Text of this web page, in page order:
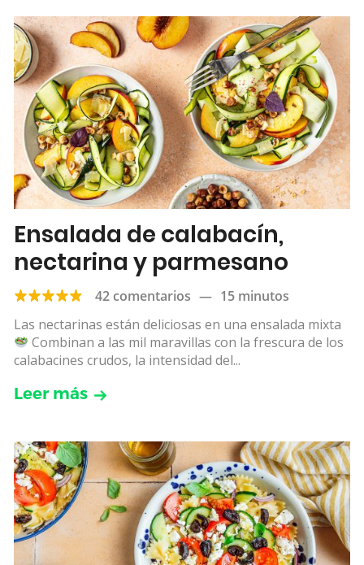
Ensalada de calabacín,
nectarina y parmesano
42 comentarios — 15 minutos
Las nectarinas están deliciosas en una ensalada mixta
Combinan a las mil maravillas con la frescura de los
calabacines crudos, la intensidad del...
Leer más